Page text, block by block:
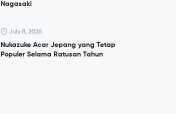
Nagasaki
July 8, 2026
Nukazuke Acar Jepang yang Tetap
Populer Selama Ratusan Tahun